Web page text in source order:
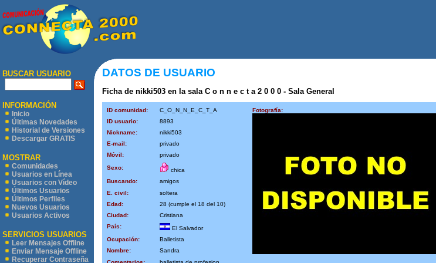
BUSCAR USUARIO
INFORMACIÓN
Inicio
Últimas Novedades
Historial de Versiones
Descargar GRATIS
MOSTRAR
Comunidades
Usuarios en Línea
Usuarios con Vídeo
Últimos Usuarios
Últimos Perfiles
Nuevos Usuarios
Usuarios Activos
SERVICIOS USUARIOS
Leer Mensajes Offline
Enviar Mensaje Offline
Recuperar Contraseña
DATOS DE USUARIO
Ficha de nikki503 en la sala C o n n e c t a 2 0 0 0 - Sala General
ID comunidad: C_O_N_N_E_C_T_A
Fotografía:
ID usuario:
8893
Nickname:
nikki503
E-mail:
privado
Móvil:
privado
Sexo:
chica
Buscando:
amigos
E. civil:
soltera
Edad:
28 (cumple el 18 del 10)
Ciudad:
Cristiana
País:
El Salvador
Ocupación:
Balletista
Nombre:
Sandra